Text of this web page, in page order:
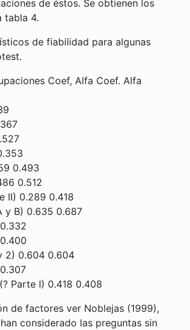
de éstos. Se obtienen los
tabla 4.
de fiabilidad para algunas
Coef, Alfa Coef. Alfa
0.493
0.512
II) 0.289 0.418
y B) 0.635 0.687
2) 0.604 0.604
Parte I) 0.418 0.408
de factores ver Noblejas (1999),
considerado las preguntas sin